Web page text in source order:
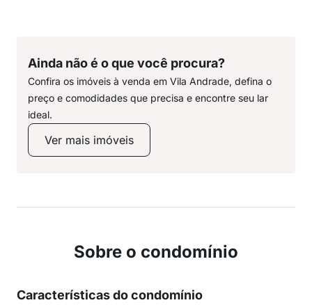
Ainda não é o que você procura?
Confira os imóveis à venda em Vila Andrade, defina o
preço e comodidades que precisa e encontre seu lar
ideal.
Ver mais imóveis
Sobre o condomínio
Características do condomínio